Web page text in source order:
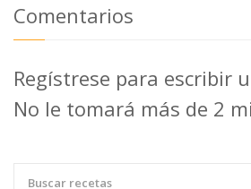
Comentarios
Regístrese para escribir
No le tomará más de 2